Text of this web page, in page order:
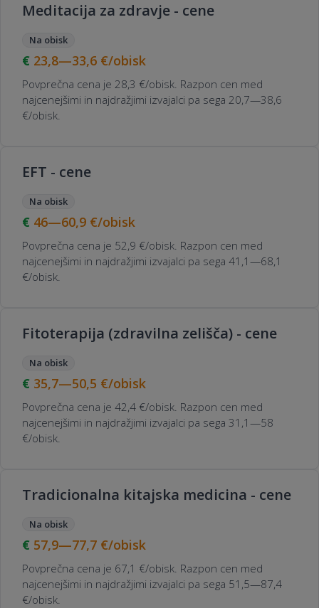
Meditacija za zdravje - cene
Na obisk
23,8—33,6 €/obisk
Povprečna cena je 28,3 €/obisk. Razpon cen med
najcenejšimi in najdražjimi izvajalci pa sega 20,7—38,6
€/obisk.
EFT - cene
Na obisk
46—60,9 €/obisk
Povprečna cena je 52,9 €/obisk. Razpon cen med
najcenejšimi in najdražjimi izvajalci pa sega 41,1—68,1
€/obisk.
Fitoterapija (zdravilna zelišča) - cene
Na obisk
35,7—50,5 €/obisk
Povprečna cena je 42,4 €/obisk. Razpon cen med
najcenejšimi in najdražjimi izvajalci pa sega 31,1—58
€/obisk.
Tradicionalna kitajska medicina - cene
Na obisk
57,9—77,7 €/obisk
Povprečna cena je 67,1 €/obisk. Razpon cen med
najcenejšimi in najdražjimi izvajalci pa sega 51,5—87,4
€/obisk.